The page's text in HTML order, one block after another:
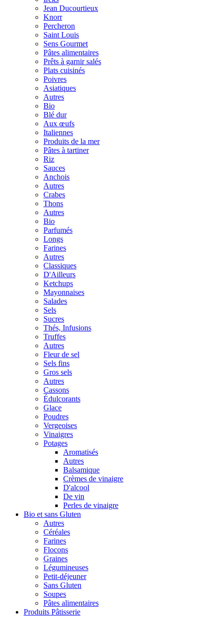
Jean Ducourtieux
Knorr
Percheron
Saint Louis
Sens Gourmet
Pâtes alimentaires
Prêts à garnir salés
Plats cuisinés
Poivres
Asiatiques
Autres
Bio
Blé dur
Aux œufs
Italiennes
Produits de la mer
Pâtes à tartiner
Riz
Sauces
Anchois
Autres
Crabes
Thons
Autres
Bio
Parfumés
Longs
Farines
Autres
Classiques
D'Ailleurs
Ketchups
Mayonnaises
Salades
Sels
Sucres
Thés, Infusions
Truffes
Autres
Fleur de sel
Sels fins
Gros sels
Autres
Cassons
Édulcorants
Glace
Poudres
Vergeoises
Vinaigres
Potages
Aromatisés
Autres
Balsamique
Crèmes de vinaigre
D'alcool
De vin
Perles de vinaigre
Bio et sans Gluten
Autres
Céréales
Farines
Flocons
Graines
Légumineuses
Petit-déjeuner
Sans Gluten
Soupes
Pâtes alimentaires
Produits Pâtisserie